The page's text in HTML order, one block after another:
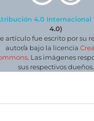
4.0 Internacional
4.0)
artículo fue escrito por su
autor/a bajo la licencia
. Las imágenes
sus respectivos dueños.